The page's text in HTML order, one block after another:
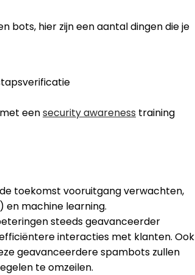
bots, hier zijn een aantal dingen die je
eensecurity awareness training
toekomst vooruitgang verwachten,
machine learning.
steeds geavanceerder
interacties met klanten. Ook
geavanceerdere spambots zullen
te omzeilen.